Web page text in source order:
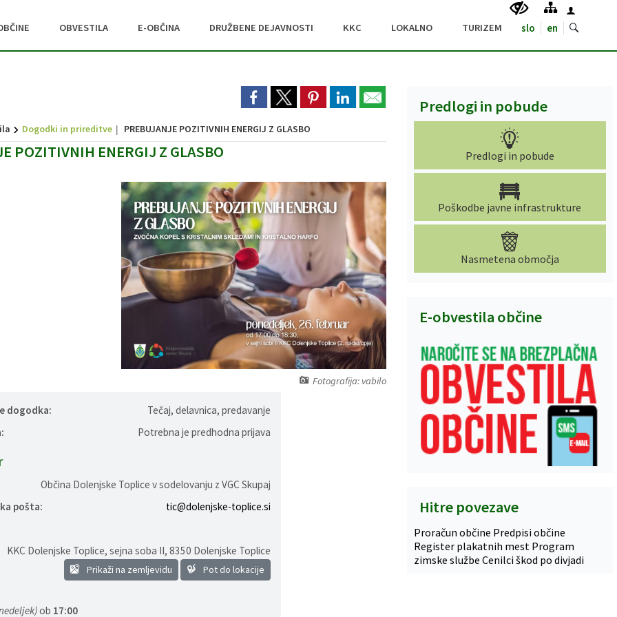
OBVESTILA E-OBČINA DRUŽBENE DEJAVNOSTI KKC LOKALNO TURIZEM slo en
Dogodki in prireditve PREBUJANJE POZITIVNIH ENERGIJ Z GLASBO
POZITIVNIH ENERGIJ Z GLASBO
Fotografija: vabilo
dogodka:
Tečaj, delavnica, predavanje
Potrebna je predhodna prijava
Občina Dolenjske Toplice v sodelovanju z VGC Skupaj
pošta:
tic@dolenjske-toplice.si
KKC Dolenjske Toplice, sejna soba II, 8350 Dolenjske Toplice
Prikaži na zemljevidu Pot do lokacije
ob 17:00
Predlogi in pobude
Predlogi in pobude
Poškodbe javne infrastrukture
Nasmetena območja
E-obvestila občine
Hitre povezave
Proračun občine Predpisi občine
Register plakatnih mest Program
zimske službe Cenilci škod po divjadi